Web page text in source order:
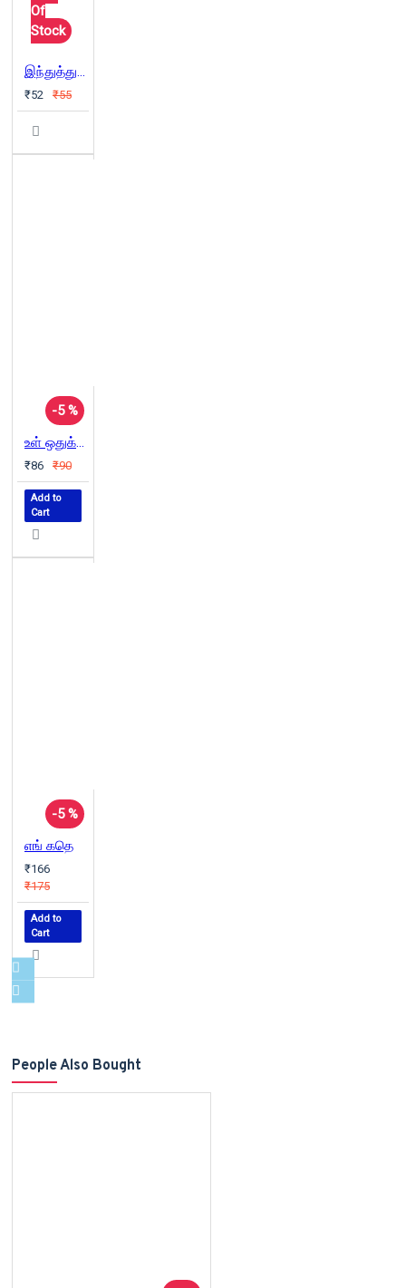
Of
Stock
இந்துத்துவத்தின் இருள்வெளிகள்
₹52 ₹55
-5 %
உள் ஒதுக்கீடு தொடரும் விவாதம்
₹86 ₹90
Add to
Cart
-5 %
எங் கதெ
₹166
₹175
Add to
Cart
People Also Bought